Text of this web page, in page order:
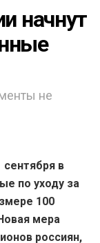
начнут
не
сентября в
по уходу за
100
мера
россиян,